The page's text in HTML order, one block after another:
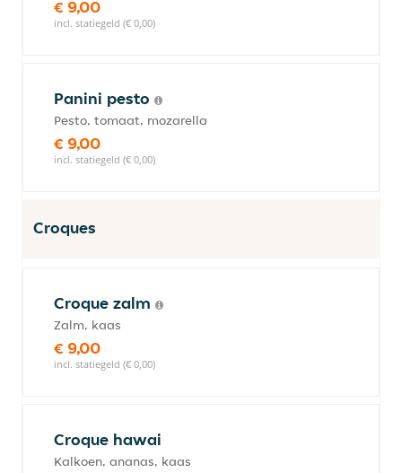
€ 9,00
incl. statiegeld (€ 0,00)
Panini pesto
Pesto, tomaat, mozarella
€ 9,00
incl. statiegeld (€ 0,00)
Croques
Croque zalm
Zalm, kaas
€ 9,00
incl. statiegeld (€ 0,00)
Croque hawai
Kalkoen, ananas, kaas